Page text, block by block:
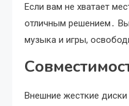
Если вам не хватает
отличным решением․
музыка и игры,
Внешние жесткие